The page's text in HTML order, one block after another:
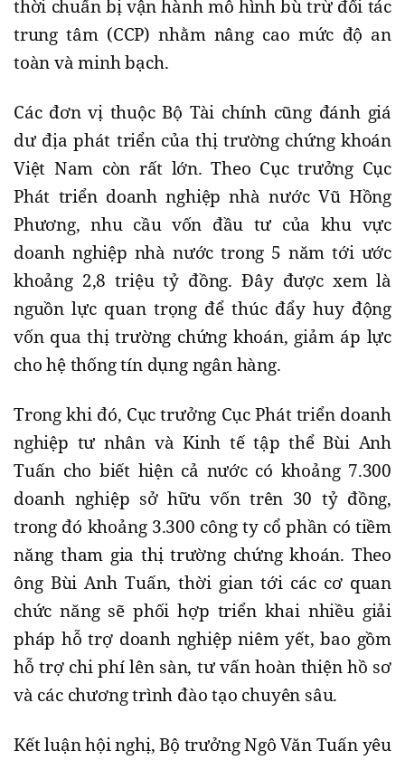
thời chuẩn bị vận hành mô hình bù trừ đối tác
trung tâm (CCP) nhằm nâng cao mức độ an
toàn và minh bạch.
Các đơn vị thuộc Bộ Tài chính cũng đánh giá
dư địa phát triển của thị trường chứng khoán
Việt Nam còn rất lớn. Theo Cục trưởng Cục
Phát triển doanh nghiệp nhà nước Vũ Hồng
Phương, nhu cầu vốn đầu tư của khu vực
doanh nghiệp nhà nước trong 5 năm tới ước
khoảng 2,8 triệu tỷ đồng. Đây được xem là
nguồn lực quan trọng để thúc đẩy huy động
vốn qua thị trường chứng khoán, giảm áp lực
cho hệ thống tín dụng ngân hàng.
Trong khi đó, Cục trưởng Cục Phát triển doanh
nghiệp tư nhân và Kinh tế tập thể Bùi Anh
Tuấn cho biết hiện cả nước có khoảng 7.300
doanh nghiệp sở hữu vốn trên 30 tỷ đồng,
trong đó khoảng 3.300 công ty cổ phần có tiềm
năng tham gia thị trường chứng khoán. Theo
ông Bùi Anh Tuấn, thời gian tới các cơ quan
chức năng sẽ phối hợp triển khai nhiều giải
pháp hỗ trợ doanh nghiệp niêm yết, bao gồm
hỗ trợ chi phí lên sàn, tư vấn hoàn thiện hồ sơ
và các chương trình đào tạo chuyên sâu.
Kết luận hội nghị, Bộ trưởng Ngô Văn Tuấn yêu